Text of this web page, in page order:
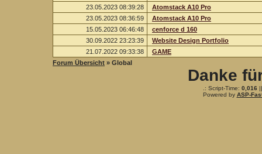
23.05.2023 08:39:28
Atomstack A10 Pro
23.05.2023 08:36:59
Atomstack A10 Pro
15.05.2023 06:46:48
cenforce d 160
30.09.2022 23:23:39
Website Design Portfolio
21.07.2022 09:33:38
GAME
Forum Übersicht » Global
Danke
.: Script-Time: 0,016
Powered by ASP-